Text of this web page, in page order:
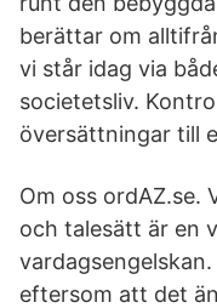
berättar om
vi står idag via
societetsliv.
översättningar till
Om oss ordAZ.se.
och talesätt är en
eftersom att det